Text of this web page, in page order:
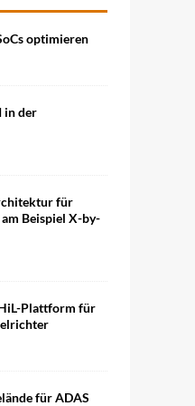
optimieren
in der
für
Beispiel X-by-
Plattform für
für ADAS